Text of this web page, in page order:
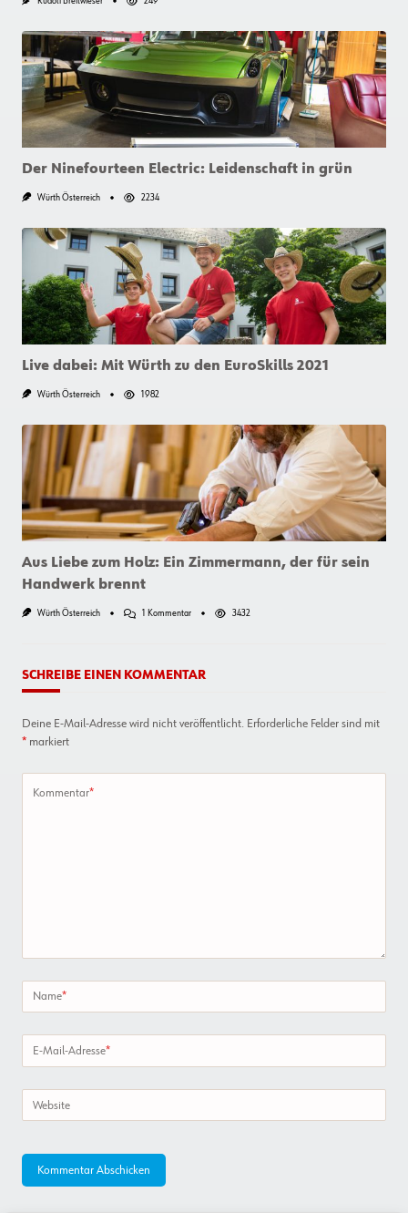
Der Ninefourteen Electric: Leidenschaft in grün
Würth Österreich 2234
Live dabei: Mit Würth zu den EuroSkills 2021
Würth Österreich 1982
Aus Liebe zum Holz: Ein Zimmermann, der für sein
Handwerk brennt
Würth Österreich 1 KommentarZu
Ein
Für
3432
SCHREIBE EINEN KOMMENTAR
Deine E-Mail-Adresse wird nicht veröffentlicht. Erforderliche Felder sind mit
* markiert
Kommentar*
Name*
E-Mail-Adresse*
Website